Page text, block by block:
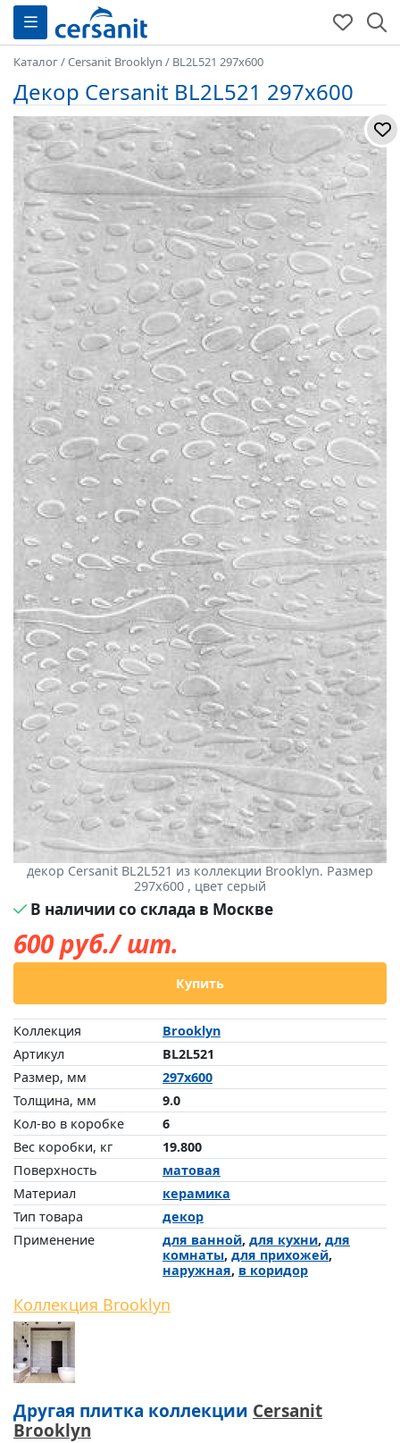
Каталог/Cersanit Brooklyn / BL2L521 297x600
Декор Cersanit BL2L521 297x600
декор Cersanit BL2L521 из коллекции Brooklyn. Размер
297x600 , цвет серый
В наличии со склада в Москве
600руб./ шт.
Купить
Коллекция
Brooklyn
Артикул
BL2L521
Размер, мм
297x600
Толщина, мм
9.0
Кол-во в коробке
6
Вес коробки, кг
19.800
Поверхность
матовая
Материал
керамика
Тип товара
декор
Применение
для ванной, для кухни, для
комнаты, для прихожей,
наружная, в коридор
Коллекция Brooklyn
Другая плитка коллекции Cersanit
Brooklyn